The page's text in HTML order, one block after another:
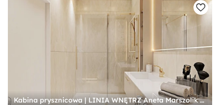
Kabina prysznicowa | LINIA WNĘTRZ Aneta Marszolik - zdjęcie od LINIA WNĘTRZ - PROJEKTOWANIE WNĘTRZ DOMÓW I MIESZKAŃ